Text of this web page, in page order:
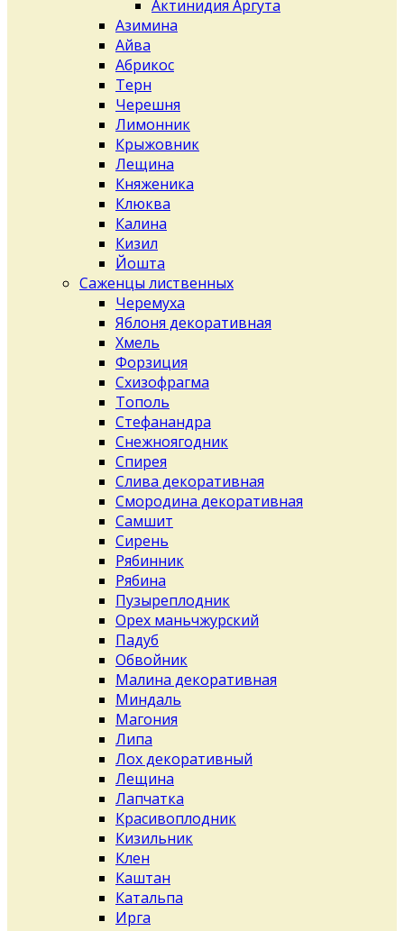
Актинидия Аргута
Азимина
Айва
Абрикос
Терн
Черешня
Лимонник
Крыжовник
Лещина
Княженика
Клюква
Калина
Кизил
Йошта
Саженцы лиственных
Черемуха
Яблоня декоративная
Хмель
Форзиция
Схизофрагма
Тополь
Стефанандра
Снежноягодник
Спирея
Слива декоративная
Смородина декоративная
Самшит
Сирень
Рябинник
Рябина
Пузыреплодник
Орех маньчжурский
Падуб
Обвойник
Малина декоративная
Миндаль
Магония
Липа
Лох декоративный
Лещина
Лапчатка
Красивоплодник
Кизильник
Клен
Каштан
Катальпа
Ирга